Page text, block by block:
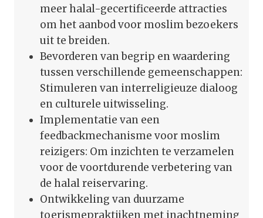
meer halal-gecertificeerde attracties
om het aanbod voor moslim bezoekers
uit te breiden.
Bevorderen van begrip en waardering
tussen verschillende gemeenschappen:
Stimuleren van interreligieuze dialoog
en culturele uitwisseling.
Implementatie van een
feedbackmechanisme voor moslim
reizigers: Om inzichten te verzamelen
voor de voortdurende verbetering van
de halal reiservaring.
Ontwikkeling van duurzame
toerismepraktijken met inachtneming